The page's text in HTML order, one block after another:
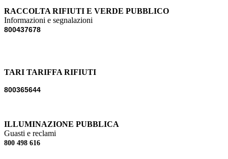
RACCOLTA RIFIUTI E VERDE PUBBLICO
Informazioni e segnalazioni
800437678
TARI TARIFFA RIFIUTI
800365644
ILLUMINAZIONE PUBBLICA
Guasti e reclami
800 498 616